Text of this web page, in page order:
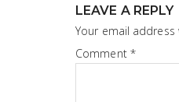
LEAVE A REPLY
Your email
Comment *